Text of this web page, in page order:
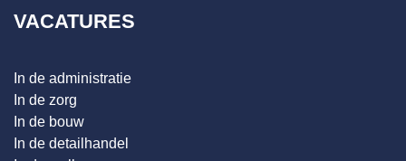
VACATURES
In de administratie
In de zorg
In de bouw
In de detailhandel